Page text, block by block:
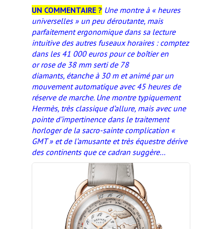
UN COMMENTAIRE ? Une montre à « heures
universelles » un peu déroutante, mais
parfaitement ergonomique dans sa lecture
intuitive des autres fuseaux horaires : comptez
dans les 41 000 euros pour ce boîtier en
orrose de 38mm serti de 78
diamants, étanche à 30 m et animé par un
mouvement automatique avec 45 heures de
réserve de marche. Une montre typiquement
Hermès, très classique d’allure, mais avec une
pointe d’impertinence dans le traitement
horloger de la sacro-sainte complication «
GMT » et de l’amusante et très équestre dérive
des continents que ce cadran suggère…